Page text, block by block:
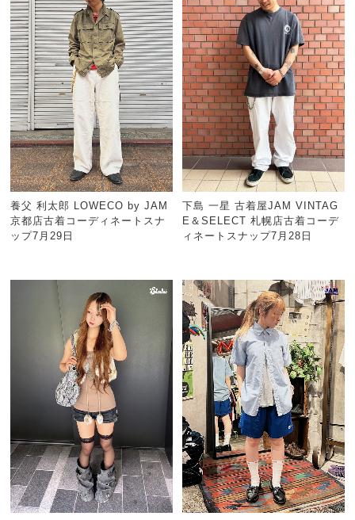
養父 利太郎 LOWECO by JAM
京都店古着コーディネートスナ
ップ7月29日
下島 一星 古着屋JAM VINTAG
E＆SELECT 札幌店古着コーデ
ィネートスナップ7月28日